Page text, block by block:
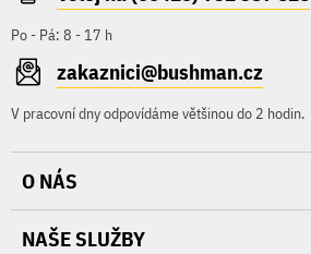
Po - Pá: 8 - 17 h
zakaznici@bushman.cz
V pracovní dny odpovídáme většinou do 2 hodin.
O NÁS
NAŠE SLUŽBY